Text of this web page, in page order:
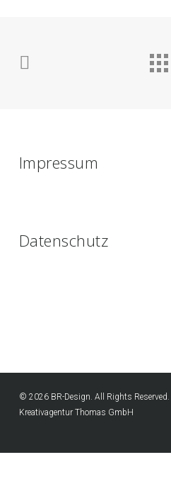
Impressum
Datenschutz
© 2026 BR-Design. All Rights
Kreativagentur Thomas GmbH